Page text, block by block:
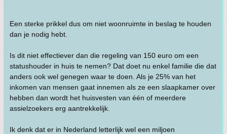
Een sterke prikkel dus om niet woonruimte in beslag te houden
dan je nodig hebt.
Is dit niet effectiever dan die regeling van 150 euro om een
statushouder in huis te nemen? Dat doet nu enkel familie die dat
anders ook wel genegen waar te doen. Als je 25% van het
inkomen van mensen gaat innemen als ze een slaapkamer over
hebben dan wordt het huisvesten van één of meerdere
assielzoekers erg aantrekkelijk.
Ik denk dat er in Nederland letterlijk wel een miljoen